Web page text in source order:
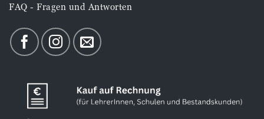
FAQ - Fragen und Antworten